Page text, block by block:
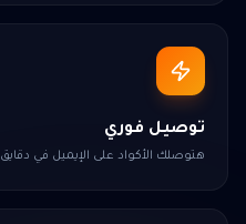
توصيل فوري
هتوصلك الأكواد على الإيميل في دقايق